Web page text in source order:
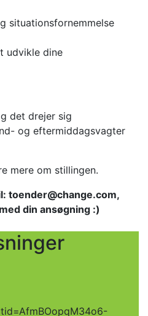
situationsfornemmelse
udvikle dine
det drejer sig
og eftermiddagsvagter
mere om stillingen.
toender@change.com,
din ansøgning :)